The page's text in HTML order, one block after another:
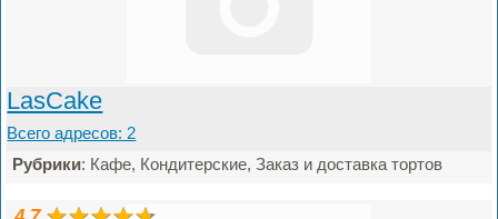
LasCake
Всего адресов: 2
Рубрики: Кафе, Кондитерские, Заказ и доставка тортов